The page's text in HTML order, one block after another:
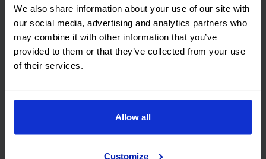
We also share information about your use of our site with
our social media, advertising and analytics partners who
may combine it with other information that you’ve
provided to them or that they’ve collected from your use
of their services.
Allow all
Customize
Entrega a
domicilio
Devolución
flexible
Financiación